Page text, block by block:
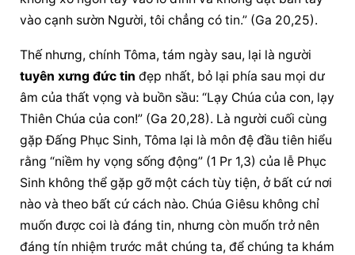
vào cạnh sườn Người, tôi chẳng có tin.” (Ga 20,25).
tuyên xưng đức tin đẹp nhất, bỏ lại phía sau mọi dư
âm của thất vọng và buồn sầu: “Lạy Chúa của con, lạy
Thiên Chúa của con!” (Ga 20,28). Là người cuối cùng
gặp Đấng Phục Sinh, Tôma lại là môn đệ đầu tiên hiểu
rằng “niềm hy vọng sống động” (1 Pr 1,3) của lễ Phục
Sinh không thể gặp gỡ một cách tùy tiện, ở bất cứ nơi
nào và theo bất cứ cách nào. Chúa Giêsu không chỉ
muốn được coi là đáng tin, nhưng còn muốn trở nên
đáng tín nhiệm trước mắt chúng ta, để chúng ta khám